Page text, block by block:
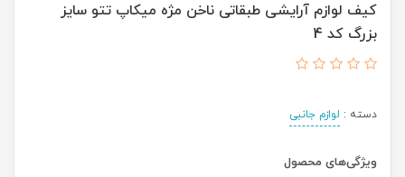
کیف لوازم آرایشی طبقاتی ناخن مژه میکاپ تتو سایز
بزرگ کد 4
دسته : لوازم جانبی
ویژگی‌های محصول